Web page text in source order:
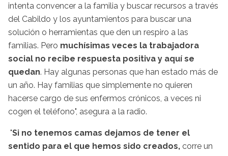
intenta convencer a la familia y buscar recursos a través
del Cabildo y los ayuntamientos para buscar una
solución o herramientas que den un respiro a las
familias. Pero muchísimas veces la trabajadora
social no recibe respuesta positiva y aquí se
quedan. Hay algunas personas que han estado más de
un año. Hay familias que simplemente no quieren
hacerse cargo de sus enfermos crónicos, a veces ni
cogen el teléfono", asegura a la radio.
"Si no tenemos camas dejamos de tener el
sentido para el que hemos sido creados, corre un